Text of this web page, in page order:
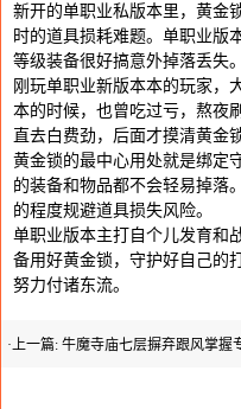
新开的单职业私版本里，黄金
时的道具损耗难题。单职业版
等级装备很好搞意外掉落丢失。
刚玩单职业新版本本的玩家，
本的时候，也曾吃过亏，熬夜
直去白费劲，后面才摸清黄金
黄金锁的最中心用处就是绑定
的装备和物品都不会轻易掉落
的程度规避道具损失风险。
单职业版本主打自个儿发育和
备用好黄金锁，守护好自己的
努力付诸东流。
·上一篇: 牛魔寺庙七层摒弃跟风掌握